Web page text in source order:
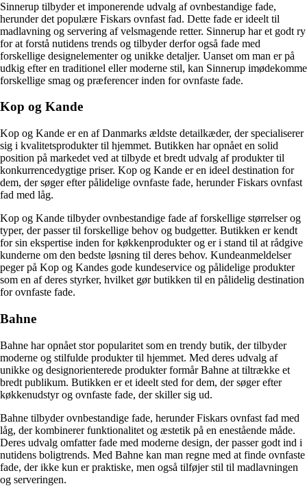
Sinnerup tilbyder et imponerende udvalg af ovnbestandige fade,
herunder det populære Fiskars ovnfast fad. Dette fade er ideelt til
madlavning og servering af velsmagende retter. Sinnerup har et godt ry
for at forstå nutidens trends og tilbyder derfor også fade med
forskellige designelementer og unikke detaljer. Uanset om man er på
udkig efter en traditionel eller moderne stil, kan Sinnerup imødekomme
forskellige smag og præferencer inden for ovnfaste fade.
Kop og Kande
Kop og Kande er en af Danmarks ældste detailkæder, der specialiserer
sig i kvalitetsprodukter til hjemmet. Butikken har opnået en solid
position på markedet ved at tilbyde et bredt udvalg af produkter til
konkurrencedygtige priser. Kop og Kande er en ideel destination for
dem, der søger efter pålidelige ovnfaste fade, herunder Fiskars ovnfast
fad med låg.
Kop og Kande tilbyder ovnbestandige fade af forskellige størrelser og
typer, der passer til forskellige behov og budgetter. Butikken er kendt
for sin ekspertise inden for køkkenprodukter og er i stand til at rådgive
kunderne om den bedste løsning til deres behov. Kundeanmeldelser
peger på Kop og Kandes gode kundeservice og pålidelige produkter
som en af deres styrker, hvilket gør butikken til en pålidelig destination
for ovnfaste fade.
Bahne
Bahne har opnået stor popularitet som en trendy butik, der tilbyder
moderne og stilfulde produkter til hjemmet. Med deres udvalg af
unikke og designorienterede produkter formår Bahne at tiltrække et
bredt publikum. Butikken er et ideelt sted for dem, der søger efter
køkkenudstyr og ovnfaste fade, der skiller sig ud.
Bahne tilbyder ovnbestandige fade, herunder Fiskars ovnfast fad med
låg, der kombinerer funktionalitet og æstetik på en enestående måde.
Deres udvalg omfatter fade med moderne design, der passer godt ind i
nutidens boligtrends. Med Bahne kan man regne med at finde ovnfaste
fade, der ikke kun er praktiske, men også tilføjer stil til madlavningen
og serveringen.